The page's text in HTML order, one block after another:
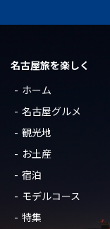
名古屋旅を楽しく
ホーム
名古屋グルメ
観光地
お土産
宿泊
モデルコース
特集